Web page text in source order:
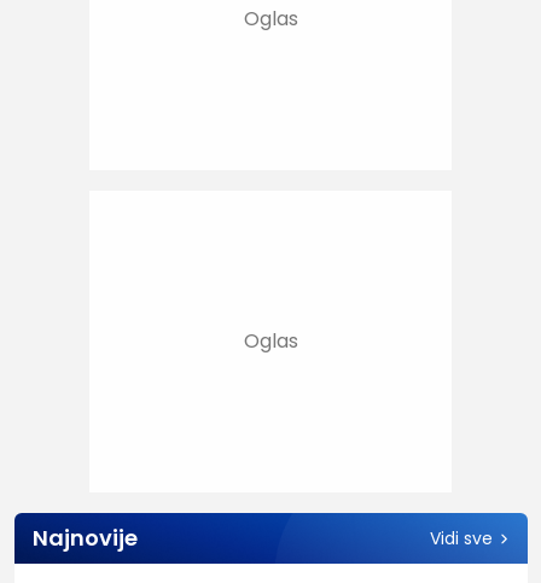
Najnovije Vidi sve